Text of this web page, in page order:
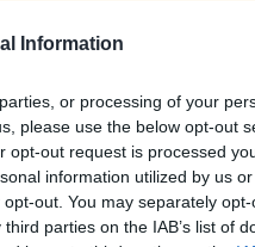
Information
or processing of your
please use the below opt-out
opt-out request is processed
information utilized by us
out. You may separately
parties on the IAB’s list of
dinamikus
256 GB
Nincs